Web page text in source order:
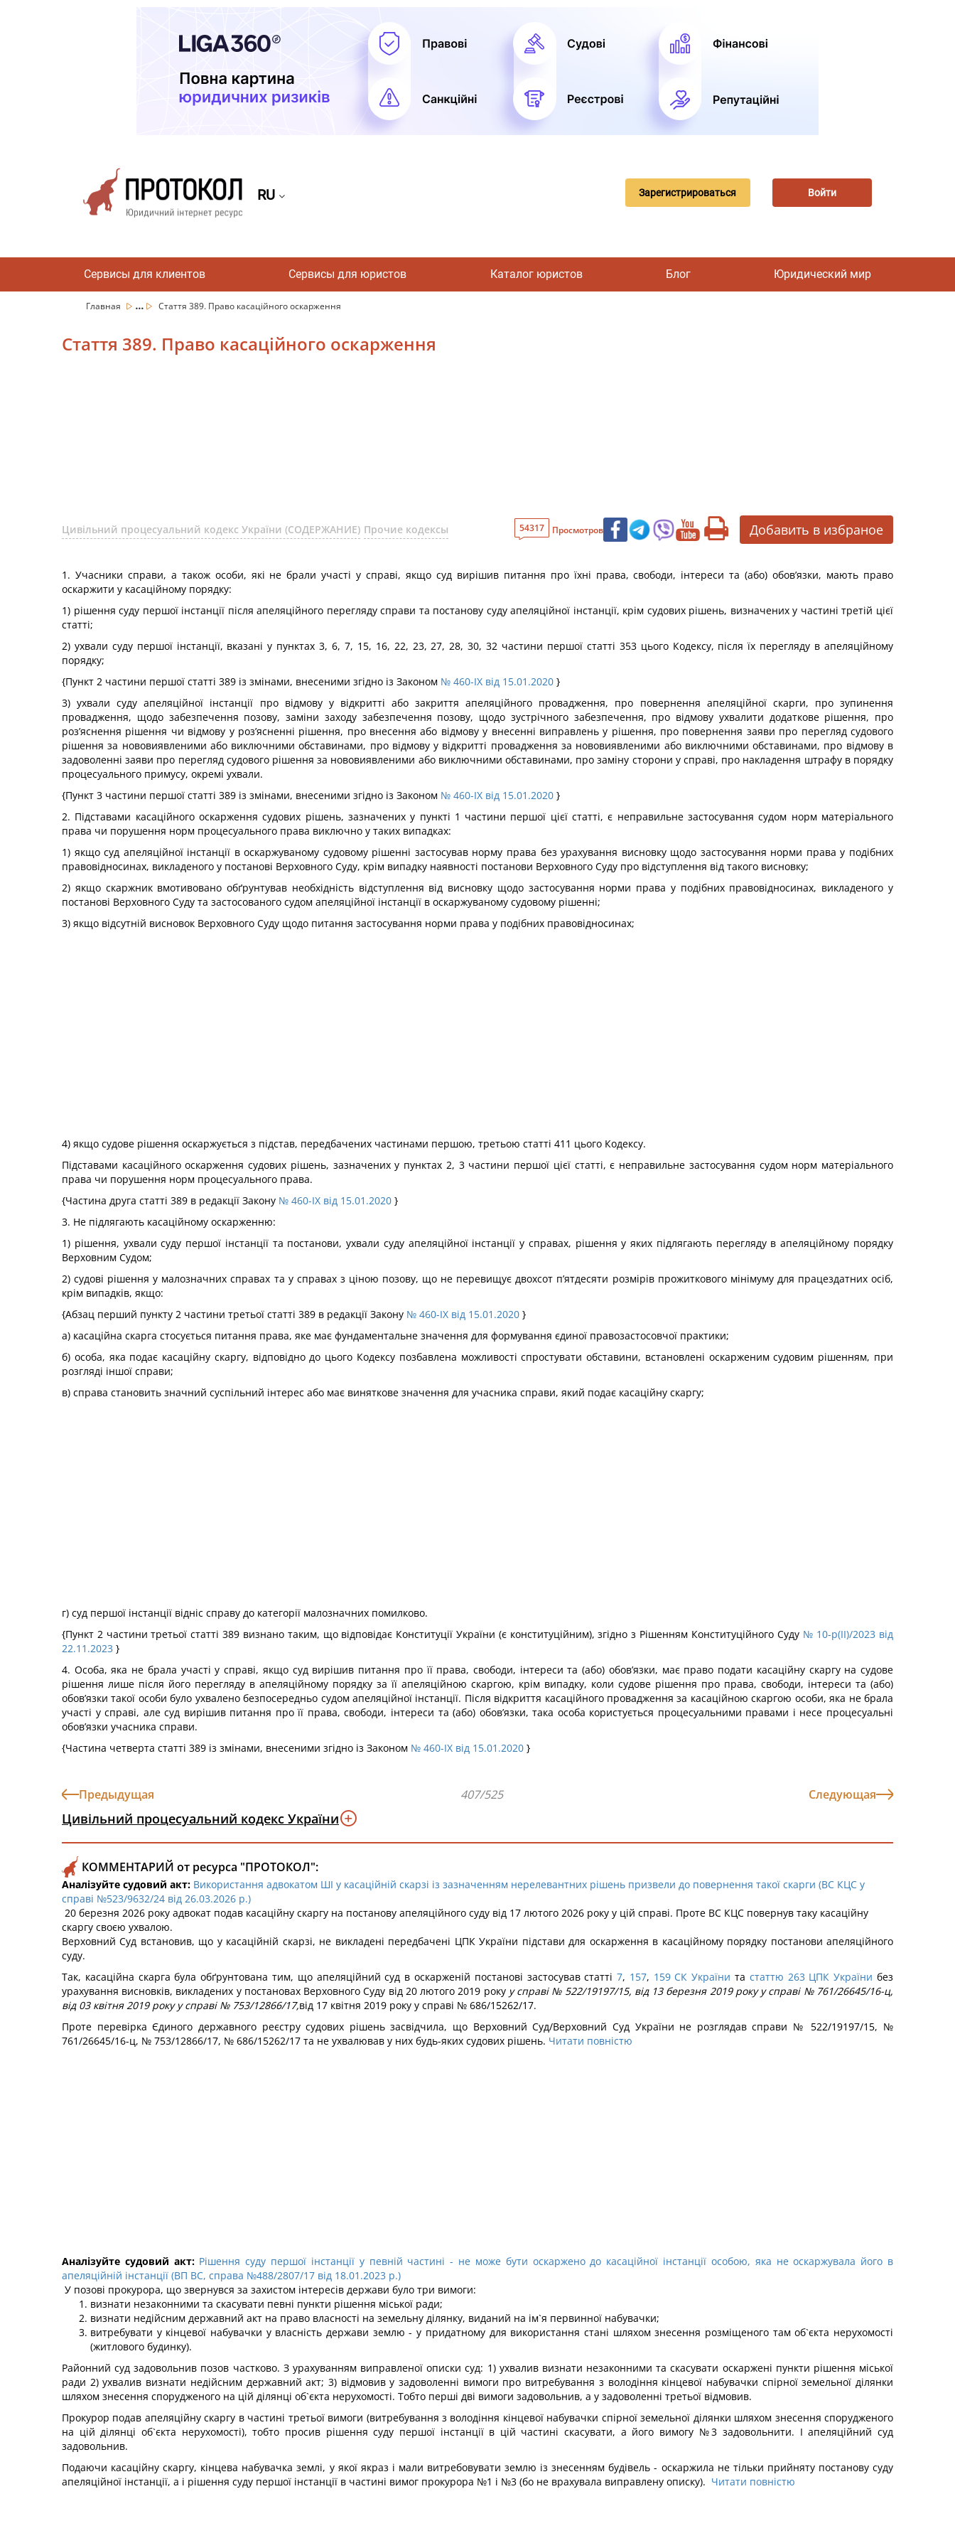
RU Зарегистрироваться Войти
Сервисы для клиентов Сервисы для юристов Каталог юристов Блог Юридический мир
Главная ... Стаття 389. Право касаційного оскарження
Стаття 389. Право касаційного оскарження
Цивільний процесуальний кодекс України (СОДЕРЖАНИЕ) Прочие кодексы 54317 Просмотров Добавить в избраное
1. Учасники справи, а також особи, які не брали участі у справі, якщо суд вирішив питання про їхні права, свободи, інтереси та (або) обов’язки, мають право
оскаржити у касаційному порядку:
1) рішення суду першої інстанції після апеляційного перегляду справи та постанову суду апеляційної інстанції, крім судових рішень, визначених у частині третій цієї
статті;
2) ухвали суду першої інстанції, вказані у пунктах 3, 6, 7, 15, 16, 22, 23, 27, 28, 30, 32 частини першої статті 353 цього Кодексу, після їх перегляду в апеляційному
порядку;
{Пункт 2 частини першої статті 389 із змінами, внесеними згідно із Законом № 460-IX від 15.01.2020 }
3) ухвали суду апеляційної інстанції про відмову у відкритті або закриття апеляційного провадження, про повернення апеляційної скарги, про зупинення
провадження, щодо забезпечення позову, заміни заходу забезпечення позову, щодо зустрічного забезпечення, про відмову ухвалити додаткове рішення, про
роз’яснення рішення чи відмову у роз’ясненні рішення, про внесення або відмову у внесенні виправлень у рішення, про повернення заяви про перегляд судового
рішення за нововиявленими або виключними обставинами, про відмову у відкритті провадження за нововиявленими або виключними обставинами, про відмову в
задоволенні заяви про перегляд судового рішення за нововиявленими або виключними обставинами, про заміну сторони у справі, про накладення штрафу в порядку
процесуального примусу, окремі ухвали.
{Пункт 3 частини першої статті 389 із змінами, внесеними згідно із Законом № 460-IX від 15.01.2020 }
2. Підставами касаційного оскарження судових рішень, зазначених у пункті 1 частини першої цієї статті, є неправильне застосування судом норм матеріального
права чи порушення норм процесуального права виключно у таких випадках:
1) якщо суд апеляційної інстанції в оскаржуваному судовому рішенні застосував норму права без урахування висновку щодо застосування норми права у подібних
правовідносинах, викладеного у постанові Верховного Суду, крім випадку наявності постанови Верховного Суду про відступлення від такого висновку;
2) якщо скаржник вмотивовано обґрунтував необхідність відступлення від висновку щодо застосування норми права у подібних правовідносинах, викладеного у
постанові Верховного Суду та застосованого судом апеляційної інстанції в оскаржуваному судовому рішенні;
3) якщо відсутній висновок Верховного Суду щодо питання застосування норми права у подібних правовідносинах;
4) якщо судове рішення оскаржується з підстав, передбачених частинами першою, третьою статті 411 цього Кодексу.
Підставами касаційного оскарження судових рішень, зазначених у пунктах 2, 3 частини першої цієї статті, є неправильне застосування судом норм матеріального
права чи порушення норм процесуального права.
{Частина друга статті 389 в редакції Закону № 460-IX від 15.01.2020 }
3. Не підлягають касаційному оскарженню:
1) рішення, ухвали суду першої інстанції та постанови, ухвали суду апеляційної інстанції у справах, рішення у яких підлягають перегляду в апеляційному порядку
Верховним Судом;
2) судові рішення у малозначних справах та у справах з ціною позову, що не перевищує двохсот п’ятдесяти розмірів прожиткового мінімуму для працездатних осіб,
крім випадків, якщо:
{Абзац перший пункту 2 частини третьої статті 389 в редакції Закону № 460-IX від 15.01.2020 }
а) касаційна скарга стосується питання права, яке має фундаментальне значення для формування єдиної правозастосовчої практики;
б) особа, яка подає касаційну скаргу, відповідно до цього Кодексу позбавлена можливості спростувати обставини, встановлені оскарженим судовим рішенням, при
розгляді іншої справи;
в) справа становить значний суспільний інтерес або має виняткове значення для учасника справи, який подає касаційну скаргу;
г) суд першої інстанції відніс справу до категорії малозначних помилково.
{Пункт 2 частини третьої статті 389 визнано таким, що відповідає Конституції України (є конституційним), згідно з Рішенням Конституційного Суду № 10-р(II)/2023 від
22.11.2023 }
4. Особа, яка не брала участі у справі, якщо суд вирішив питання про її права, свободи, інтереси та (або) обов’язки, має право подати касаційну скаргу на судове
рішення лише після його перегляду в апеляційному порядку за її апеляційною скаргою, крім випадку, коли судове рішення про права, свободи, інтереси та (або)
обов’язки такої особи було ухвалено безпосередньо судом апеляційної інстанції. Після відкриття касаційного провадження за касаційною скаргою особи, яка не брала
участі у справі, але суд вирішив питання про її права, свободи, інтереси та (або) обов’язки, така особа користується процесуальними правами і несе процесуальні
обов’язки учасника справи.
{Частина четверта статті 389 із змінами, внесеними згідно із Законом № 460-IX від 15.01.2020 }
Предыдущая 407/525 Следующая
Цивільний процесуальний кодекс України
КОММЕНТАРИЙ от ресурса "ПРОТОКОЛ":
Аналізуйте судовий акт: Використання адвокатом ШІ у касаційній скарзі із зазначенням нерелевантних рішень призвели до повернення такої скарги (ВС КЦС у
справі №523/9632/24 від 26.03.2026 р.)
20 березня 2026 року адвокат подав касаційну скаргу на постанову апеляційного суду від 17 лютого 2026 року у цій справі. Проте ВС КЦС повернув таку касаційну
скаргу своєю ухвалою.
Верховний Суд встановив, що у касаційній скарзі, не викладені передбачені ЦПК України підстави для оскарження в касаційному порядку постанови апеляційного
суду.
Так, касаційна скарга була обґрунтована тим, що апеляційний суд в оскарженій постанові застосував статті7, 157, 159 СК України та статтю 263 ЦПК України без
урахування висновків, викладених у постановах Верховного Суду від 20 лютого 2019 рокуу справі № 522/19197/15, від 13 березня 2019 року у справі № 761/26645/16-ц,
від 03 квітня 2019 року у справі № 753/12866/17,від 17 квітня 2019 року у справі № 686/15262/17.
Проте перевірка Єдиного державного реєстру судових рішень засвідчила, що Верховний Суд/Верховний Суд України не розглядав справи № 522/19197/15, №
761/26645/16-ц, № 753/12866/17, № 686/15262/17 та не ухвалював у них будь-яких судових рішень. Читати повністю
Аналізуйте судовий акт: Рішення суду першої інстанції у певній частині - не може бути оскаржено до касаційної інстанції особою, яка не оскаржувала його в
апеляційній інстанції (ВП ВС, справа №488/2807/17 від 18.01.2023 р.)
У позові прокурора, що звернувся за захистом інтересів держави було три вимоги:
визнати незаконними та скасувати певні пункти рішення міської ради;
визнати недійсним державний акт на право власності на земельну ділянку, виданий на ім`я первинної набувачки;
витребувати у кінцевої набувачки у власність держави землю - у придатному для використання стані шляхом знесення розміщеного там об`єкта нерухомості
(житлового будинку).
Районний суд задовольнив позов частково. З урахуванням виправленої описки суд: 1) ухвалив визнати незаконними та скасувати оскаржені пункти рішення міської
ради 2) ухвалив визнати недійсним державний акт; 3) відмовив у задоволенні вимоги про витребування з володіння кінцевої набувачки спірної земельної ділянки
шляхом знесення спорудженого на цій ділянці об`єкта нерухомості. Тобто перші дві вимоги задовольнив, а у задоволенні третьої відмовив.
Прокурор подав апеляційну скаргу в частині третьої вимоги (витребування з володіння кінцевої набувачки спірної земельної ділянки шляхом знесення спорудженого
на цій ділянці об`єкта нерухомості), тобто просив рішення суду першої інстанції в цій частині скасувати, а його вимогу №3 задовольнити. І апеляційний суд
задовольнив.
Подаючи касаційну скаргу, кінцева набувачка землі, у якої якраз і мали витребовувати землю із знесенням будівель - оскаржила не тільки прийняту постанову суду
апеляційної інстанції, а і рішення суду першої інстанції в частині вимог прокурора №1 і №3 (бо не врахувала виправлену описку). Читати повністю